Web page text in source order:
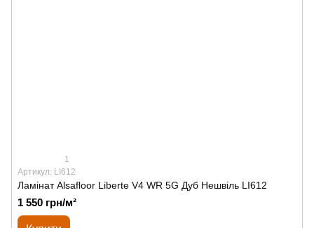
1
Артикул: LI612
Ламінат Alsafloor Liberte V4 WR 5G Дуб Нешвіль LI612
1 550 грн/м²